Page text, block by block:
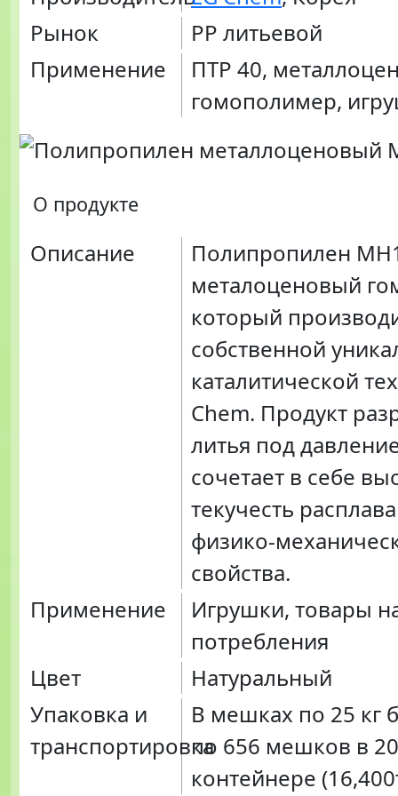
Рынок
PP литьевой
Применение
ПТР 40,
гомополимер,
О продукте
Описание
Полипропилен
металоценовый
который
собственной
каталитической
Chem. Продукт
литья под
сочетает в себе
текучесть
физико-
свойства.
Применение
Игрушки, товары
потребления
Цвет
Натуральный
Упаковка и
транспортировка
В мешках по 25 кг
по 656 мешков в
контейнере